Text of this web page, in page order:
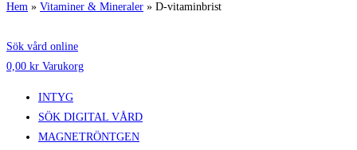
Hem » Vitaminer & Mineraler » D-vitaminbrist
Sök vård online
0,00 kr Varukorg
INTYG
SÖK DIGITAL VÅRD
MAGNETRÖNTGEN